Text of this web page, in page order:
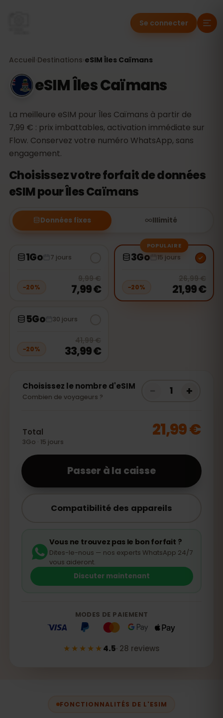
Se connecter
Accueil Destinations eSIM Îles Caïmans
eSIM Îles Caïmans
La meilleure eSIM pour Îles Caïmans à partir de
7,99 € : prix imbattables, activation immédiate sur
Flow. Conservez votre numéro WhatsApp, sans
engagement.
Choisissez votre forfait de données
eSIM pour Îles Caïmans
Données fixes Illimité
1Go 7 jours
−20%
20 , now 7,99 €
9,99 €
7,99 €
POPULAIRE
3Go 15 jours
−20%
26,99 €
21,99 €
5Go 30 jours
−20%
20
41,99 €
33,99 €
Choisissez le nombre d'eSIM
Combien de voyageurs ?
1 +
Total
3Go · 15 jours
21,99 €
Passer à la caisse
Compatibilité des appareils
Vous ne trouvez pas le bon forfait ?
Dites-le-nous — nos experts WhatsApp 24/7
vous aideront.
Discuter maintenant
MODES DE PAIEMENT
★★★★★4.5· 28 reviews
FONCTIONNALITÉS DE L'ESIM